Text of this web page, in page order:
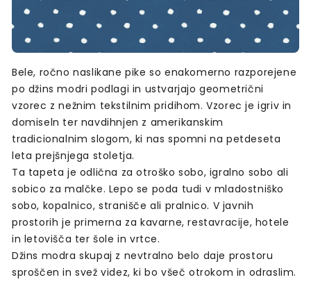
Bele, ročno naslikane pike so enakomerno razporejene
po džins modri podlagi in ustvarjajo geometrični
vzorec z nežnim tekstilnim pridihom. Vzorec je igriv in
domiseln ter navdihnjen z amerikanskim
tradicionalnim slogom, ki nas spomni na petdeseta
leta prejšnjega stoletja.
Ta tapeta je odlična za otroško sobo, igralno sobo ali
sobico za malčke. Lepo se poda tudi v mladostniško
sobo, kopalnico, stranišče ali pralnico. V javnih
prostorih je primerna za kavarne, restavracije, hotele
in letovišča ter šole in vrtce.
Džins modra skupaj z nevtralno belo daje prostoru
sproščen in svež videz, ki bo všeč otrokom in odraslim.